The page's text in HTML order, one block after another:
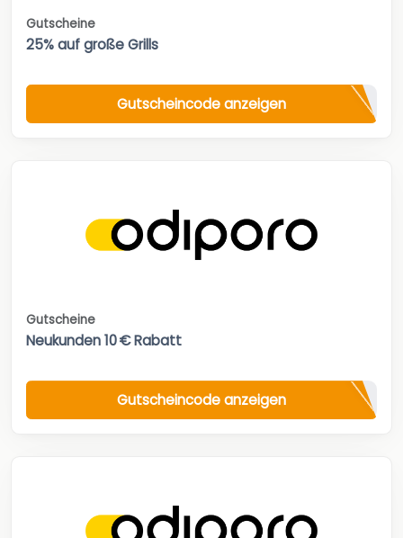
Gutscheine
25% auf große Grills
Gutscheincode anzeigen
Gutscheine
Neukunden 10 € Rabatt
Gutscheincode anzeigen